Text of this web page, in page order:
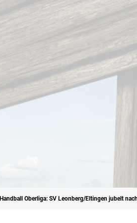
Handball Oberliga: SV Leonberg/Eltingen jubelt